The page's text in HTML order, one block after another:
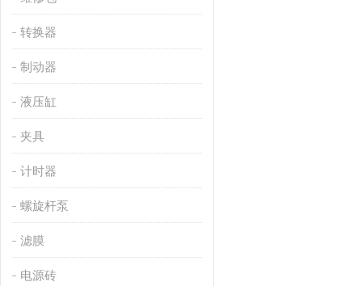
转换器
制动器
液压缸
夹具
计时器
螺旋杆泵
滤膜
电源砖